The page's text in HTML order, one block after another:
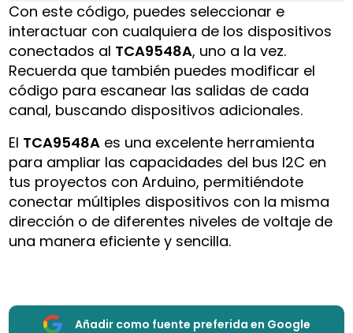
Con este código, puedes seleccionar e
interactuar con cualquiera de los dispositivos
conectados al TCA9548A, uno a la vez.
Recuerda que también puedes modificar el
código para escanear las salidas de cada
canal, buscando dispositivos adicionales.
El TCA9548A es una excelente herramienta
para ampliar las capacidades del bus I2C en
tus proyectos con Arduino, permitiéndote
conectar múltiples dispositivos con la misma
dirección o de diferentes niveles de voltaje de
una manera eficiente y sencilla.
Añadir como fuente preferida en Google